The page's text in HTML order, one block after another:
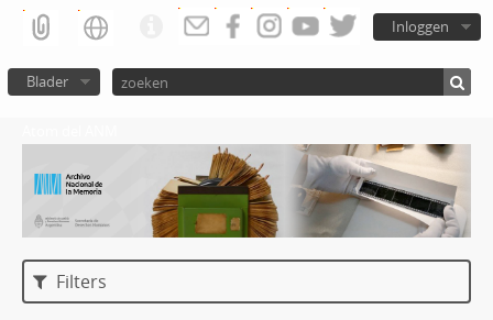
Inloggen
Blader
Filters